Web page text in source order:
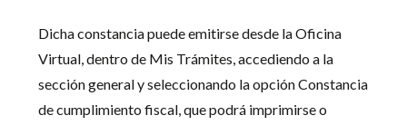
Dicha constancia puede emitirse desde la Oficina
Virtual, dentro de Mis Trámites, accediendo a la
sección general y seleccionando la opción Constancia
de cumplimiento fiscal, que podrá imprimirse o